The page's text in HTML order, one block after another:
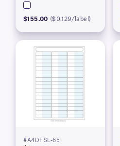
$155.00 ($0.129/label)
#A4DFSL-65